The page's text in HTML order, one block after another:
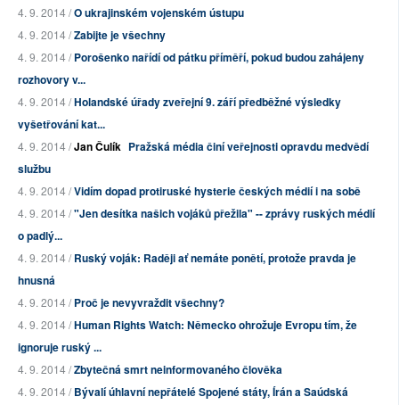
4. 9. 2014 /O ukrajinském vojenském ústupu
4. 9. 2014 /Zabijte je všechny
4. 9. 2014 /Porošenko nařídí od pátku příměří, pokud budou zahájeny
rozhovory v...
4. 9. 2014 /Holandské úřady zveřejní 9. září předběžné výsledky
vyšetřování kat...
4. 9. 2014 /Jan Čulík Pražská média činí veřejnosti opravdu medvědí
službu
4. 9. 2014 /Vidím dopad protiruské hysterie českých médií i na sobě
4. 9. 2014 /"Jen desítka našich vojáků přežila" -- zprávy ruských médií
o padlý...
4. 9. 2014 /Ruský voják: Raději ať nemáte ponětí, protože pravda je
hnusná
4. 9. 2014 /Proč je nevyvraždit všechny?
4. 9. 2014 /Human Rights Watch: Německo ohrožuje Evropu tím, že
ignoruje ruský ...
4. 9. 2014 /Zbytečná smrt neinformovaného člověka
4. 9. 2014 /Bývalí úhlavní nepřátelé Spojené státy, Írán a Saúdská